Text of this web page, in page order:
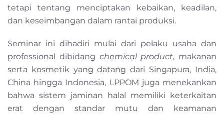
tetapi tentang menciptakan kebaikan, keadilan,
dan keseimbangan dalam rantai produksi.
Seminar ini dihadiri mulai dari pelaku usaha dan
professional dibidang chemical product, makanan
serta kosmetik yang datang dari Singapura, India,
China hingga Indonesia, LPPOM juga menekankan
bahwa sistem jaminan halal memiliki keterkaitan
erat dengan standar mutu dan keamanan